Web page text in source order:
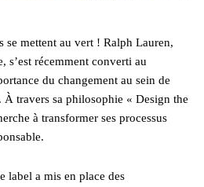
se mettent au vert ! Ralph Lauren,
s’est récemment converti au
du changement au sein de
À travers sa philosophie « Design the
à transformer ses processus
label a mis en place des